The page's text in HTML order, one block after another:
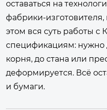
оставаться на
фабрики-изготовителя,
этом вся суть работы с
спецификациям: нужно
корня, до стана или
деформируется. Всё
и бумаги.